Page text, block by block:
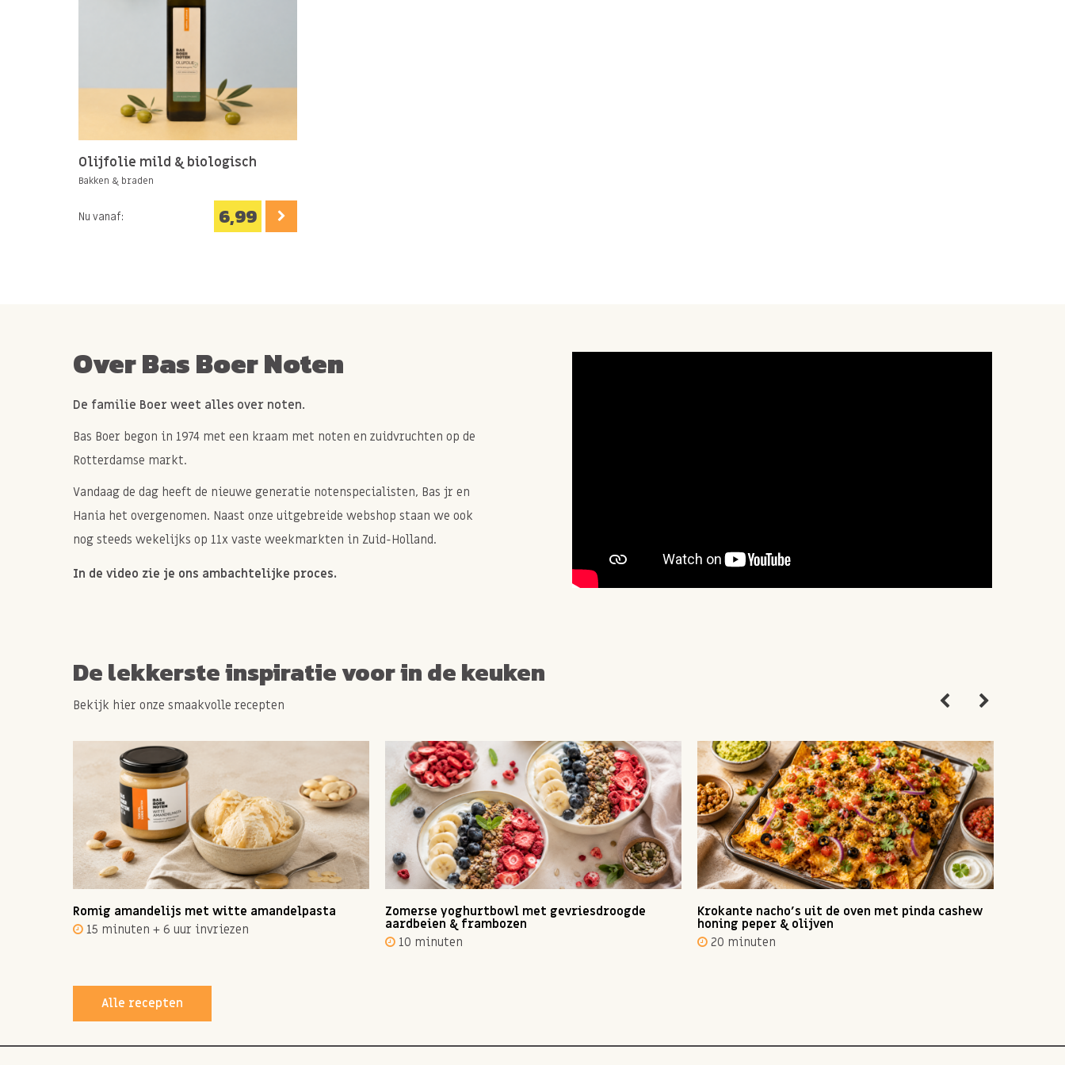
Olijfolie mild & biologisch
Bakken & braden
Nu vanaf: 6,99
Over Bas Boer Noten
De familie Boer weet alles over noten.
Bas Boer begon in 1974 met een kraam met noten en zuidvruchten op de
Rotterdamse markt.
Vandaag de dag heeft de nieuwe generatie notenspecialisten, Bas jr en
Hania het overgenomen. Naast onze uitgebreide webshop staan we ook
nog steeds wekelijks op 11x vaste weekmarkten in Zuid-Holland.
In de video zie je ons ambachtelijke proces.
De lekkerste inspiratie voor in de keuken
Bekijk hier onze smaakvolle recepten
Romig amandelijs met witte amandelpasta
15 minuten + 6 uur invriezen
Zomerse yoghurtbowl met gevriesdroogde
aardbeien & frambozen
10 minuten
Krokante nacho's uit de oven met pinda cashew
honing peper & olijven
20 minuten
Alle recepten